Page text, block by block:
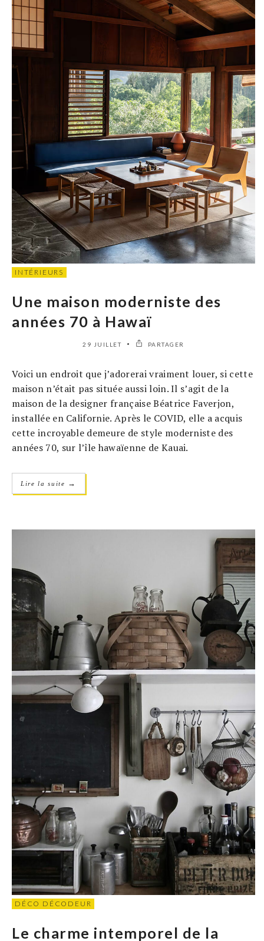
INTÉRIEURS
Une maison moderniste des
années 70 à Hawaï
29 JUILLET PARTAGER
Voici un endroit que j’adorerai vraiment louer, si cette
maison n’était pas située aussi loin. Il s’agit de la
maison de la designer française Béatrice Faverjon,
installée en Californie. Après le COVID, elle a acquis
cette incroyable demeure de style moderniste des
années 70, sur l’île hawaïenne de Kauai.
Lire la suite →
DÉCO DÉCODEUR
Le charme intemporel de la